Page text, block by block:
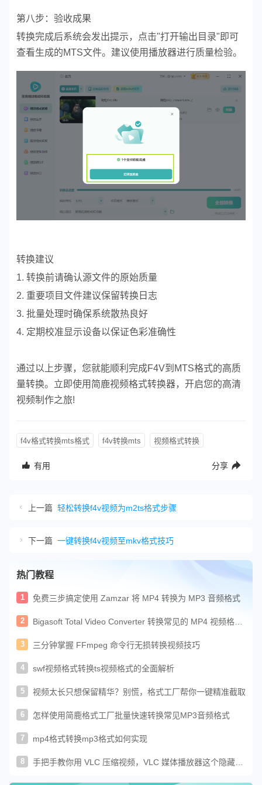
第八步：验收成果
转换完成后系统会发出提示，点击"打开输出目录"即可
查看生成的MTS文件。建议使用播放器进行质量检验。
转换建议
1. 转换前请确认源文件的原始质量
2. 重要项目文件建议保留转换日志
3. 批量处理时确保系统散热良好
4. 定期校准显示设备以保证色彩准确性
通过以上步骤，您就能顺利完成F4V到MTS格式的高质
量转换。立即使用简鹿视频格式转换器，开启您的高清
视频制作之旅!
f4v格式转换mts格式 f4v转换mts 视频格式转换
有用 分享
上一篇 轻松转换f4v视频为m2ts格式步骤
下一篇 一键转换f4v视频至mkv格式技巧
热门教程
1 免费三步搞定使用 Zamzar 将 MP4 转换为 MP3 音频格式
2
Bigasoft Total Video Converter 转换常见的 MP4 视频格式
3 三分钟掌握 FFmpeg 命令行无损转换视频技巧
4 swf视频格式转换ts视频格式的全面解析
5 视频太长只想保留精华？别慌，格式工厂帮你一键精准截取
6 怎样使用简鹿格式工厂批量快速转换常见MP3音频格式
7 mp4格式转换mp3格式如何实现
8
手把手教你用 VLC 压缩视频，VLC 媒体播放器这个隐藏压